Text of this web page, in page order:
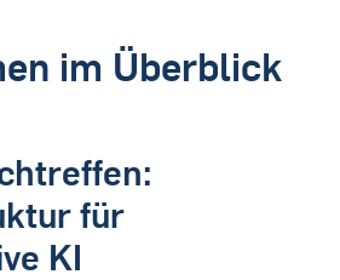
im Überblick
für
KI